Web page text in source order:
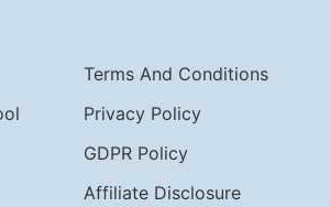
Terms And Conditions
Privacy Policy
GDPR Policy
Affiliate Disclosure